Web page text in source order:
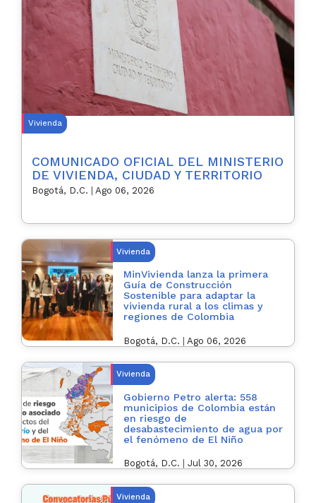
Vivienda
COMUNICADO OFICIAL DEL MINISTERIO
DE VIVIENDA, CIUDAD Y TERRITORIO
Bogotá, D.C. Ago 06, 2026
Vivienda
MinVivienda lanza la primera
Guía de Construcción
Sostenible para adaptar la
vivienda rural a los climas y
regiones de Colombia
Bogotá, D.C. Ago 06, 2026
Vivienda
Gobierno Petro alerta: 558
municipios de Colombia están
en riesgo de
desabastecimiento de agua por
el fenómeno de El Niño
Bogotá, D.C. Jul 30, 2026
Vivienda